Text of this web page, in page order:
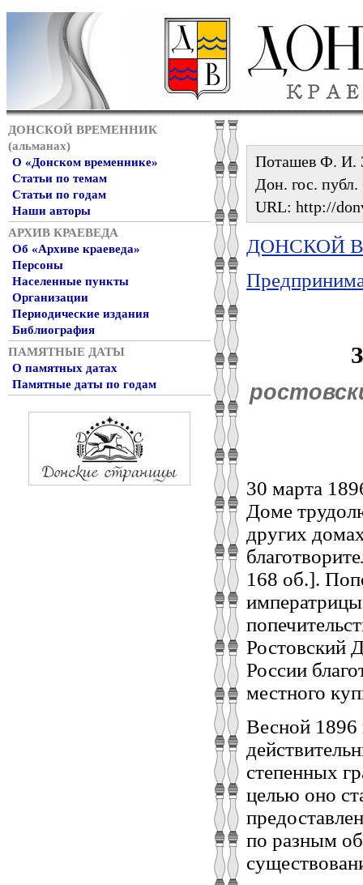
ДОНСКОЙ ВРЕМЕННИК
(альманах)
О «Донском временнике»
Статьи по темам
Статьи по годам
Наши авторы
АРХИВ КРАЕВЕДА
Об «Архиве краеведа»
Персоны
Населенные пункты
Организации
Периодические издания
Библиография
ПАМЯТНЫЕ ДАТЫ
О памятных датах
Памятные даты по годам
Поташев Ф. И.
Дон. гос.
URL: http://
ДОНСКОЙ
30 марта
Доме
других
168 об.].
Ростовский
России
местного
Весной 1896
степенных
целью оно
по разным